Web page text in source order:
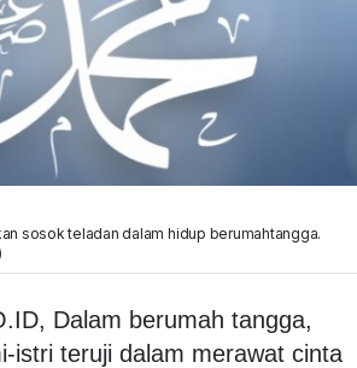
sosok teladan dalam hidup berumahtangga.
Dalam berumah tangga,
istri teruji dalam merawat cinta